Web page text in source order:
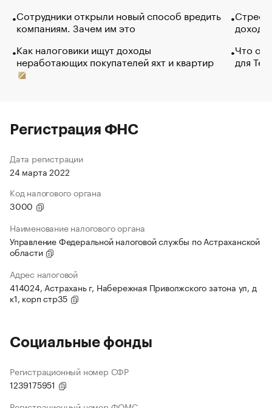
Сотрудники открыли новый способ вредить
компаниям. Зачем им это
Как налоговики ищут доходы
неработающих покупателей яхт и квартир
Что
для
Регистрация ФНС
Дата регистрации
24 марта 2022
Код налогового органа
3000
Наименование налогового органа
Управление Федеральной налоговой службы по Астраханской
области
Адрес налоговой
414024, Астрахань г, Набережная Приволжского затона ул, д
к1, корп стр35
Социальные фонды
Регистрационный номер СФР
1239175951